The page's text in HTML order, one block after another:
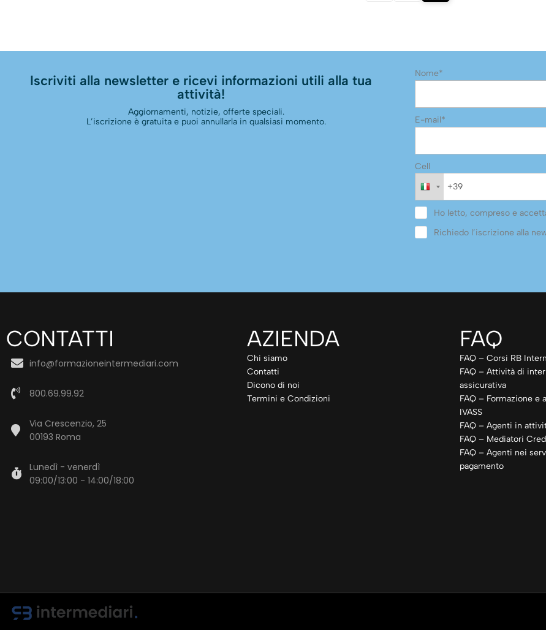
Iscriviti alla newsletter e ricevi informazioni utili alla tua
attività!
Aggiornamenti, notizie, offerte speciali.
L’iscrizione è gratuita e puoi annullarla in qualsiasi momento.
Nome*
E-mail*
Cell
Ho letto, compreso e
Richiedo l’iscrizione alla
CONTATTI
info@formazioneintermediari.com
800.69.99.92
Via Crescenzio, 25
00193 Roma
Lunedì - venerdì
09:00/13:00 - 14:00/18:00
AZIENDA
Chi siamo
Contatti
Dicono di noi
Termini e Condizioni
FAQ
FAQ – Corsi RB
FAQ – Attività di
assicurativa
FAQ – Formazione e
IVASS
FAQ – Agenti in
FAQ – Mediatori
FAQ – Agenti nei
pagamento